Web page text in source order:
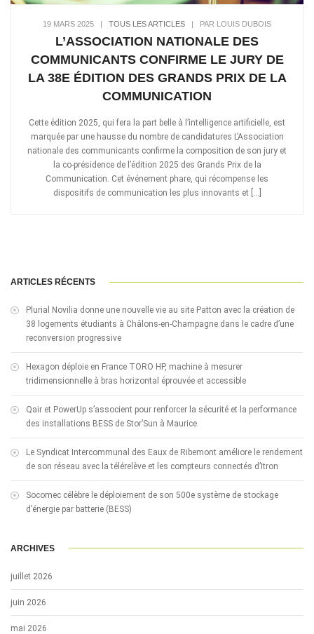
19 MARS 2025 TOUS LES ARTICLES PAR LOUIS DUBOIS
L’ASSOCIATION NATIONALE DES
COMMUNICANTS CONFIRME LE JURY DE
LA 38E ÉDITION DES GRANDS PRIX DE LA
COMMUNICATION
Cette édition 2025, qui fera la part belle à l’intelligence artificielle, est
marquée par une hausse du nombre de candidatures L’Association
nationale des communicants confirme la composition de son jury et
la co-présidence de l’édition 2025 des Grands Prix de la
Communication. Cet événement phare, qui récompense les
dispositifs de communication les plus innovants et […]
ARTICLES RÉCENTS
Plurial Novilia donne une nouvelle vie au site Patton avec la création de
38 logements étudiants à Châlons-en-Champagne dans le cadre d’une
reconversion progressive
Hexagon déploie en France TORO HP, machine à mesurer
tridimensionnelle à bras horizontal éprouvée et accessible
Qair et PowerUp s’associent pour renforcer la sécurité et la performance
des installations BESS de Stor’Sun à Maurice
Le Syndicat Intercommunal des Eaux de Ribemont améliore le rendement
de son réseau avec la télérelève et les compteurs connectés d’Itron
Socomec célèbre le déploiement de son 500e système de stockage
d’énergie par batterie (BESS)
ARCHIVES
juillet 2026
juin 2026
mai 2026